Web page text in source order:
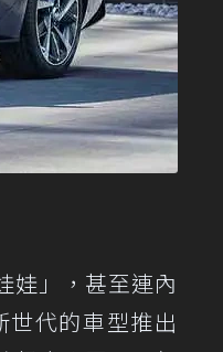
娃」，甚至連內
代的車型推出